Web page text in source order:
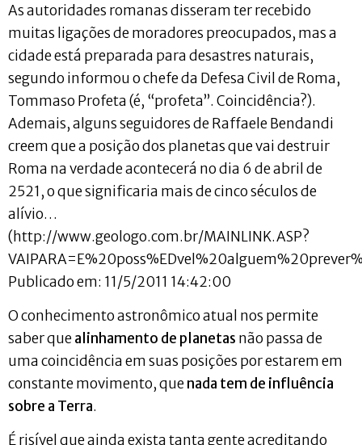
As autoridades romanas disseram ter recebido
muitas ligações de moradores preocupados, mas a
cidade está preparada para desastres naturais,
segundo informou o chefe da Defesa Civil de Roma,
Tommaso Profeta (é, “profeta”. Coincidência?).
Ademais, alguns seguidores de Raffaele Bendandi
creem que a posição dos planetas que vai destruir
Roma na verdade acontecerá no dia 6 de abril de
2521, o que significaria mais de cinco séculos de
alívio…
(http://www.geologo.com.br/MAINLINK.ASP?
Publicado em: 11/5/2011 14:42:00
O conhecimento astronômico atual nos permite
saber quealinhamento de planetas não passa de
uma coincidência em suas posições por estarem em
constante movimento, quenada tem de influência
sobre a Terra.
É risível que ainda exista tanta gente acreditando